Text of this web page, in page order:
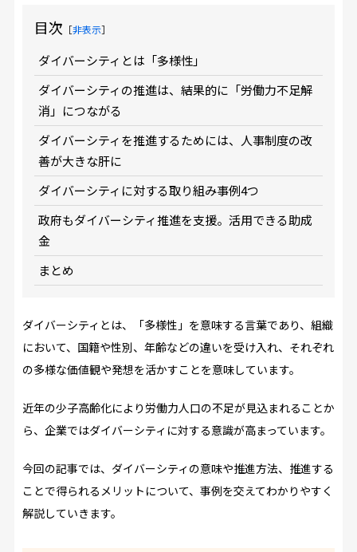
目次 ［非表示］
ダイバーシティとは「多様性」
ダイバーシティの推進は、結果的に「労働力不足解
消」につながる
ダイバーシティを推進するためには、人事制度の改
善が大きな肝に
ダイバーシティに対する取り組み事例4つ
政府もダイバーシティ推進を支援。活用できる助成
金
まとめ
ダイバーシティとは、「多様性」を意味する言葉であり、組織
において、国籍や性別、年齢などの違いを受け入れ、それぞれ
の多様な価値観や発想を活かすことを意味しています。
近年の少子高齢化により労働力人口の不足が見込まれることか
ら、企業ではダイバーシティに対する意識が高まっています。
今回の記事では、ダイバーシティの意味や推進方法、推進する
ことで得られるメリットについて、事例を交えてわかりやすく
解説していきます。